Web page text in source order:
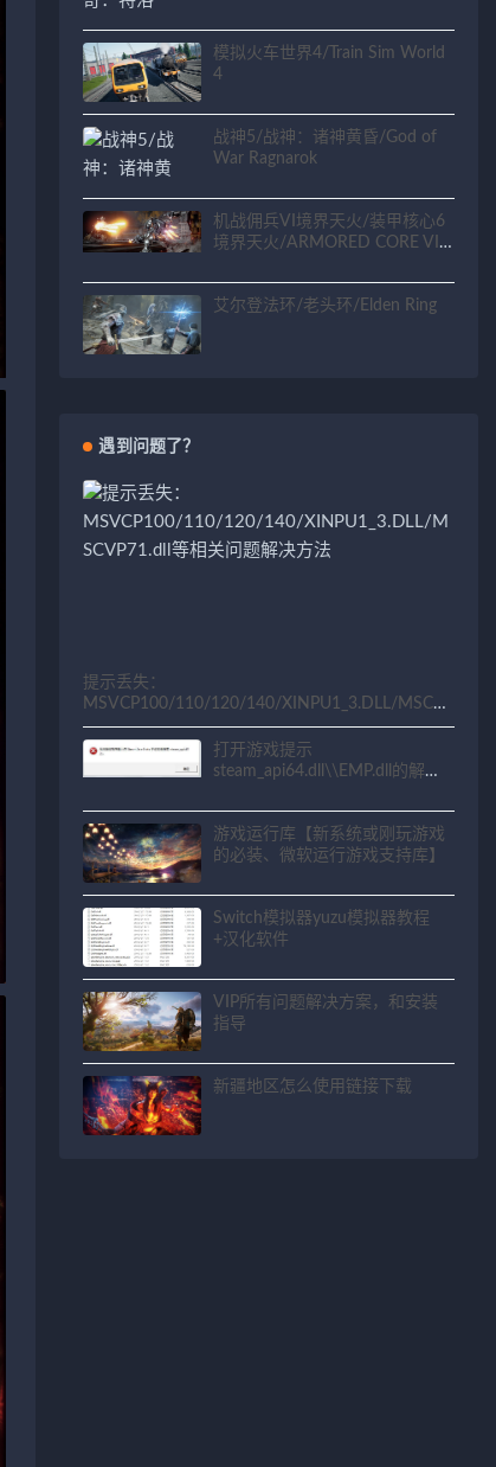
模拟火车世界4/Train Sim World
4
战神5/战神：诸神黄昏/God of
War Ragnarok
机战佣兵VI境界天火/装甲核心6
境界天火/ARMORED CORE VI
艾尔登法环/老头环/Elden Ring
遇到问题了？
提示丢失：
MSVCP100/110/120/140/XINPU1_3.DLL/MSCV
P71.dll等相关问题解决方法
打开游戏提示
steam_api64.dll\\EMP.dll的解决
游戏运行库【新系统或刚玩游戏
的必装、微软运行游戏支持库】
Switch模拟器yuzu模拟器教程
+汉化软件
VIP所有问题解决方案，和安装
指导
新疆地区怎么使用链接下载